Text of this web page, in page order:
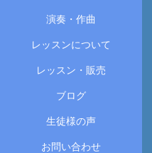
演奏・作曲
レッスンについて
レッスン・販売
ブログ
生徒様の声
お問い合わせ